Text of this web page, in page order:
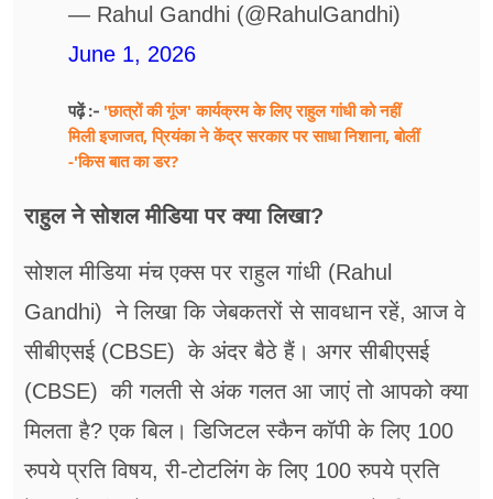
— Rahul Gandhi (@RahulGandhi)
June 1, 2026
पढ़ें :- 'छात्रों की गूंज' कार्यक्रम के लिए राहुल गांधी को नहीं
मिली इजाजत, प्रियंका ने केंद्र सरकार पर साधा निशाना, बोलीं
-'किस बात का डर?
राहुल ने सोशल मीडिया पर क्या लिखा?
सोशल मीडिया मंच एक्स पर राहुल गांधी (Rahul
Gandhi) ने लिखा कि जेबकतरों से सावधान रहें, आज वे
सीबीएसई (CBSE) के अंदर बैठे हैं। अगर सीबीएसई
(CBSE) की गलती से अंक गलत आ जाएं तो आपको क्या
मिलता है? एक बिल। डिजिटल स्कैन कॉपी के लिए 100
रुपये प्रति विषय, री-टोटलिंग के लिए 100 रुपये प्रति